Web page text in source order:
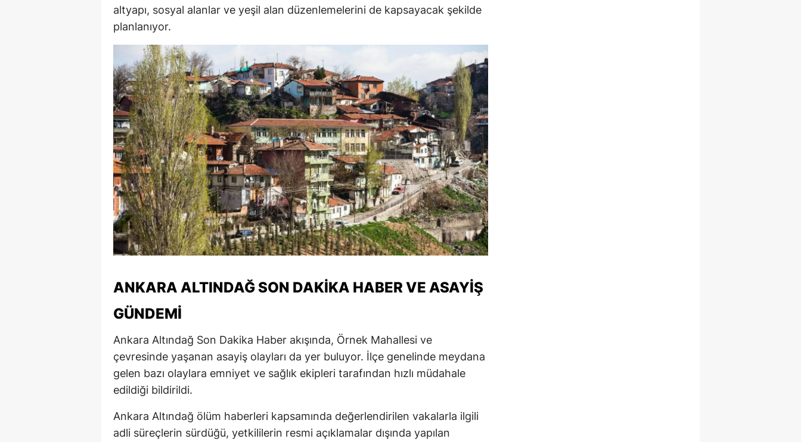
altyapı, sosyal alanlar ve yeşil alan düzenlemelerini de kapsayacak şekilde
planlanıyor.
ANKARA ALTINDAĞ SON DAKIKA HABER VE ASAYIŞ
GÜNDEMI
Ankara Altındağ Son Dakika Haber akışında, Örnek Mahallesi ve
çevresinde yaşanan asayiş olayları da yer buluyor. İlçe genelinde meydana
gelen bazı olaylara emniyet ve sağlık ekipleri tarafından hızlı müdahale
edildiği bildirildi.
Ankara Altındağ ölüm haberleri kapsamında değerlendirilen vakalarla ilgili
adli süreçlerin sürdüğü, yetkililerin resmi açıklamalar dışında yapılan